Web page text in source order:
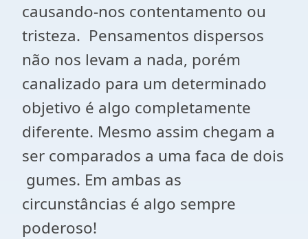
causando-nos contentamento ou
tristeza. Pensamentos dispersos
não nos levam a nada, porém
canalizado para um determinado
objetivo é algo completamente
diferente. Mesmo assim chegam a
ser comparados a uma faca de dois
gumes. Em ambas as
circunstâncias é algo sempre
poderoso!